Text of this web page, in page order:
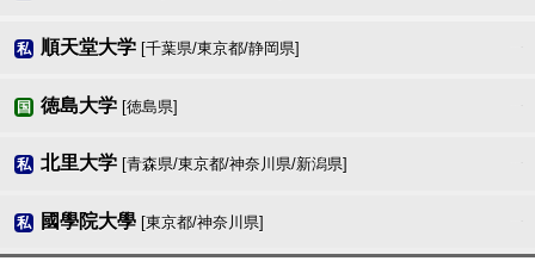
私 順天堂大学 [千葉県/東京都/静岡県]
国 徳島大学 [徳島県]
私 北里大学 [青森県/東京都/神奈川県/新潟県]
私 國學院大學 [東京都/神奈川県]